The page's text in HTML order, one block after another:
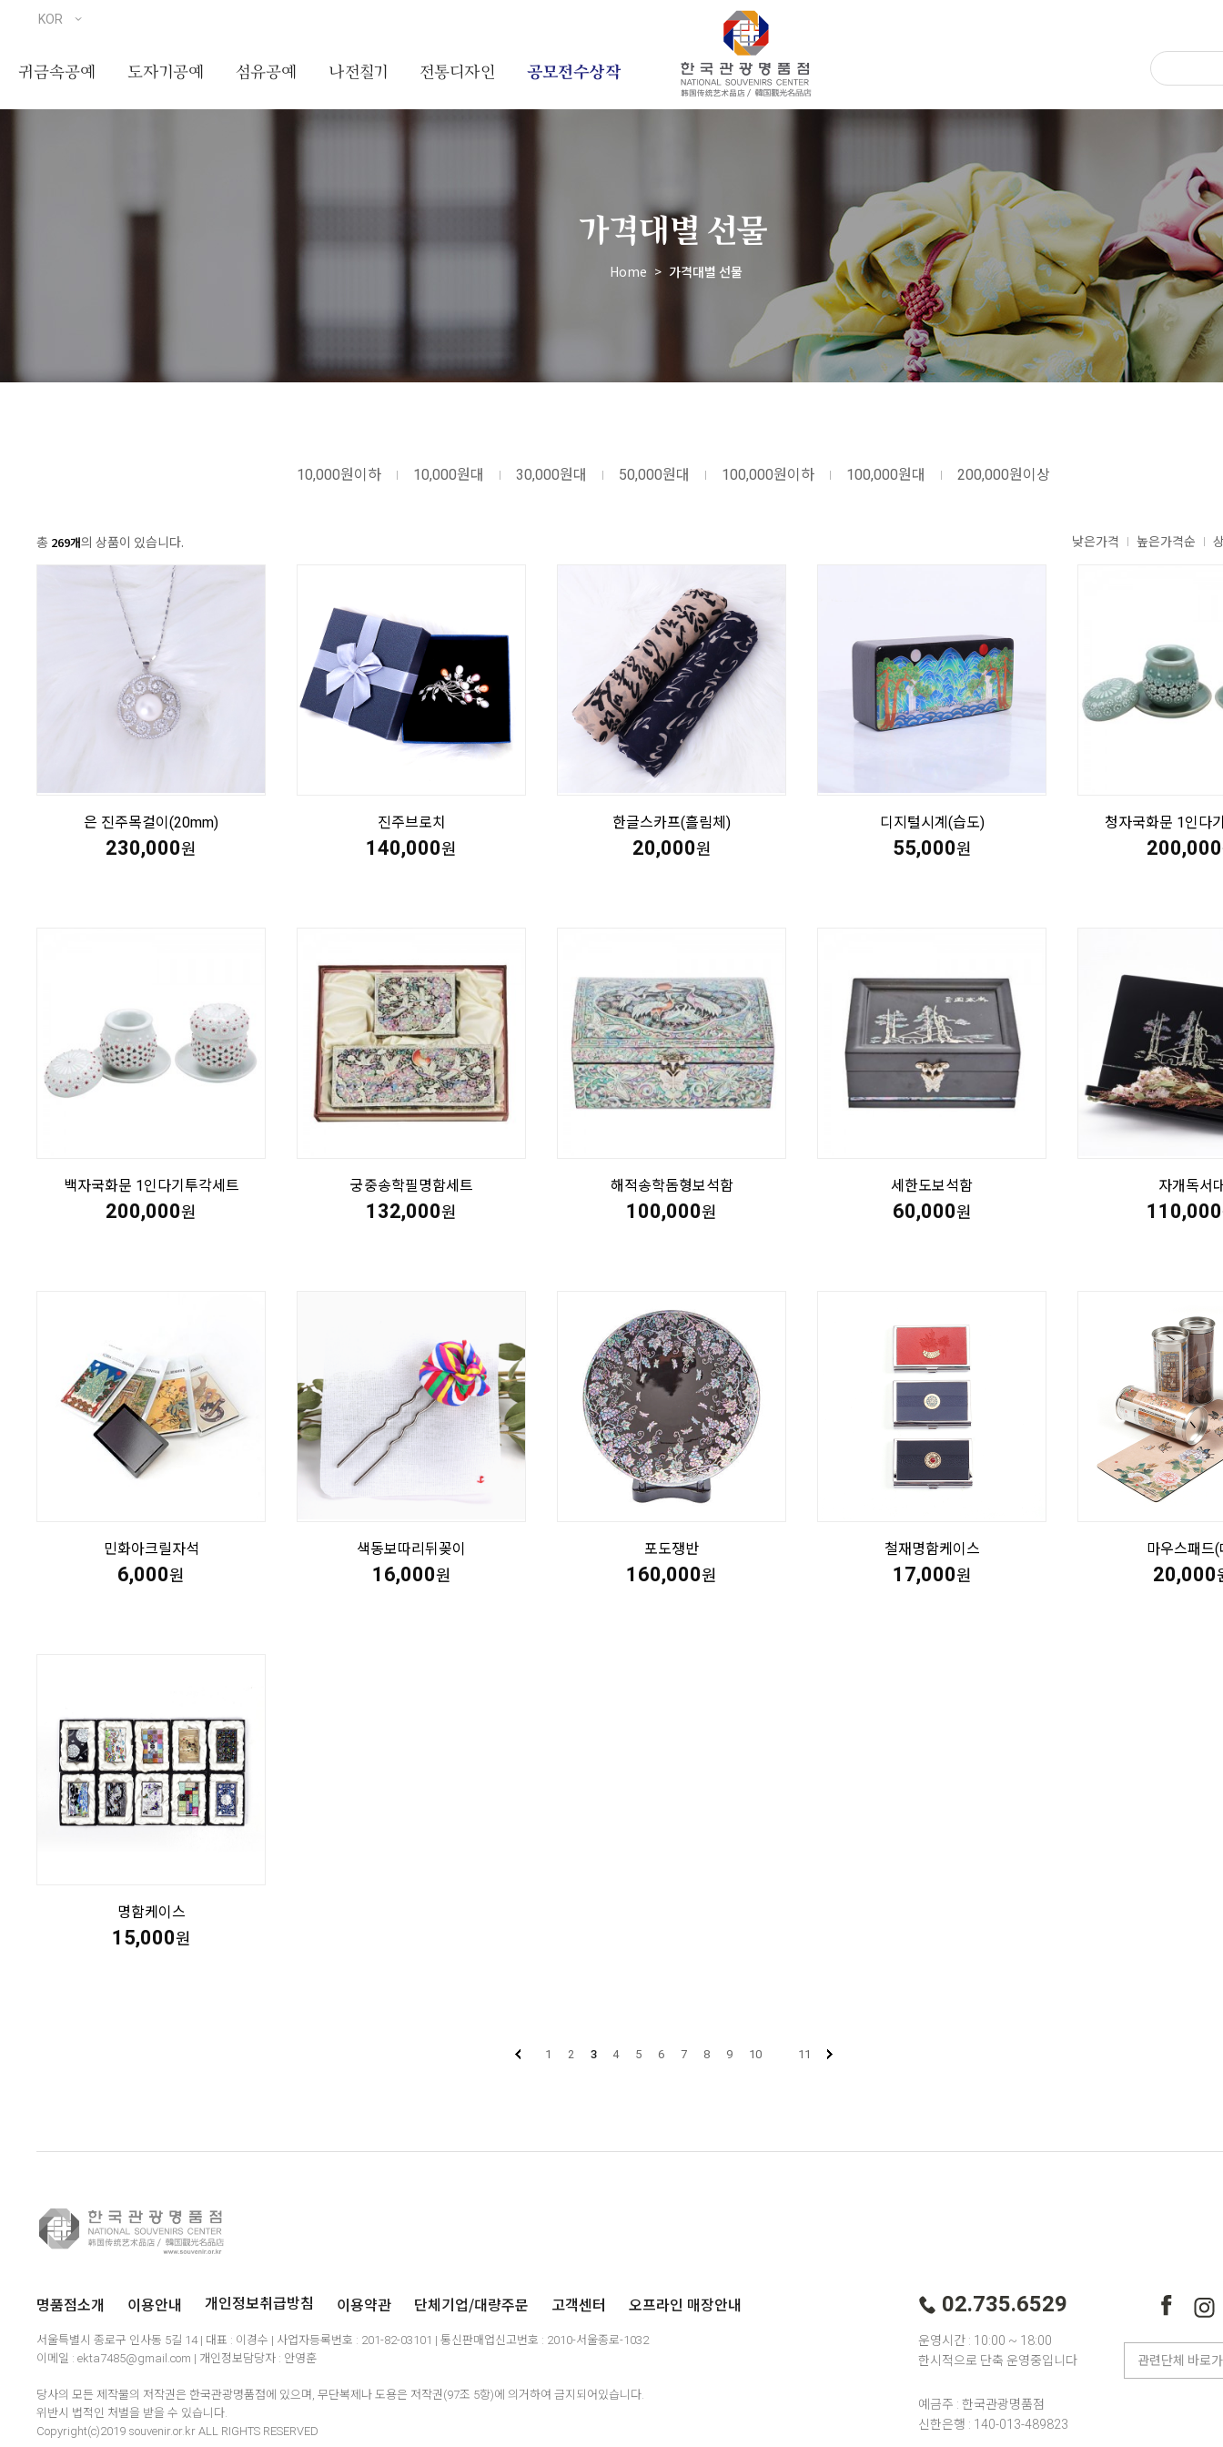
귀금속공예 도자기공예 섬유공예 나전칠기 전통디자인 공모전수상작
가격대별 선물
Home > 가격대별 선물
10,000원이하 10,000원대 30,000원대 50,000원대 100,000원이하 100,000원대 200,000원이상
총 269개의 상품이 있습니다. 낮은가격 높은가격순
은 진주목걸이(20mm)
230,000원
진주브로치
140,000원
한글스카프(흘림체)
20,000원
디지털시계(습도)
55,000원
청자국화문 1인다
200,000
백자국화문 1인다기투각세트
200,000원
궁중송학필명함세트
132,000원
해적송학돔형보석함
100,000원
세한도보석함
60,000원
자개독서
110,000
민화아크릴자석
6,000원
색동보따리뒤꽂이
16,000원
포도쟁반
160,000원
철재명함케이스
17,000원
마우스패드(
20,000
명함케이스
15,000원
1 2 3 4 5 6 7 8 9 10 11
명품점소개 이용안내 개인정보취급방침 이용약관 단체기업/대량주문 고객센터 오프라인 매장안내
서울특별시 종로구 인사동 5길 14 | 대표 : 이경수 | 사업자등록번호 : 201-82-03101 | 통신판매업신고번호 : 2010-서울종로-1032
이메일 : ekta7485@gmail.com | 개인정보담당자 : 안영훈
당사의 모든 제작물의 저작권은 한국관광명품점에 있으며, 무단복제나 도용은 저작권(97조 5항)에 의거하여 금지되어있습니다.
위반시 법적인 처벌을 받을 수 있습니다.
Copyright(c)2019 souvenir.or.kr ALL RIGHTS RESERVED
02.735.6529
운영시간 : 10:00 ~ 18:00
한시적으로 단축 운영중입니다
예금주 : 한국관광명품점
신한은행 : 140-013-489823